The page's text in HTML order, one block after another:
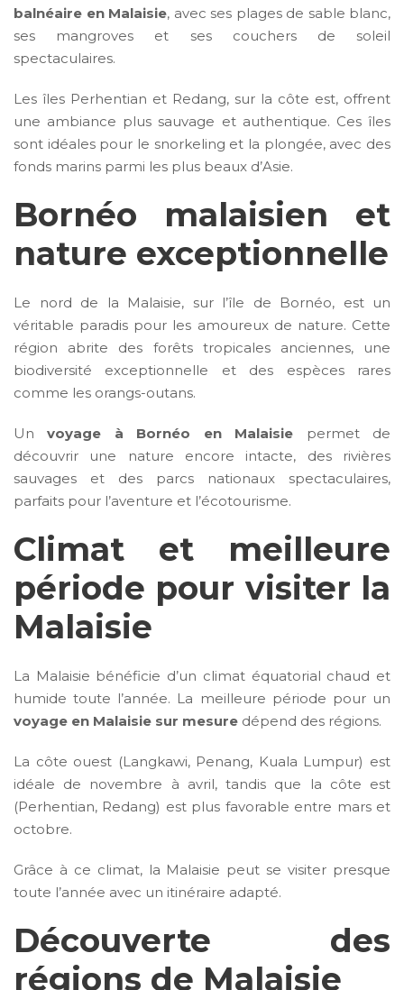
balnéaire en Malaisie, avec ses plages de sable blanc,
ses mangroves et ses couchers de soleil
spectaculaires.
Les îles Perhentian et Redang, sur la côte est, offrent
une ambiance plus sauvage et authentique. Ces îles
sont idéales pour le snorkeling et la plongée, avec des
fonds marins parmi les plus beaux d’Asie.
Bornéo malaisien et
nature exceptionnelle
Le nord de la Malaisie, sur l’île de Bornéo, est un
véritable paradis pour les amoureux de nature. Cette
région abrite des forêts tropicales anciennes, une
biodiversité exceptionnelle et des espèces rares
comme les orangs-outans.
Unvoyage à Bornéo en Malaisie permet de
découvrir une nature encore intacte, des rivières
sauvages et des parcs nationaux spectaculaires,
parfaits pour l’aventure et l’écotourisme.
Climat et meilleure
période pour visiter la
Malaisie
La Malaisie bénéficie d’un climat équatorial chaud et
humide toute l’année. La meilleure période pour un
voyage en Malaisie sur mesure dépend des régions.
La côte ouest (Langkawi, Penang, Kuala Lumpur) est
idéale de novembre à avril, tandis que la côte est
(Perhentian, Redang) est plus favorable entre mars et
octobre.
Grâce à ce climat, la Malaisie peut se visiter presque
toute l’année avec un itinéraire adapté.
Découverte des
régions de Malaisie